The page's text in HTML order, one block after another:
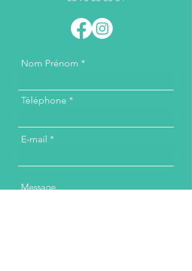
Nom Prénom
Téléphone
E-mail
Message...